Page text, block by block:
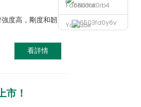
Facebook
Youtube
度高，剛度和韌
看詳情
！